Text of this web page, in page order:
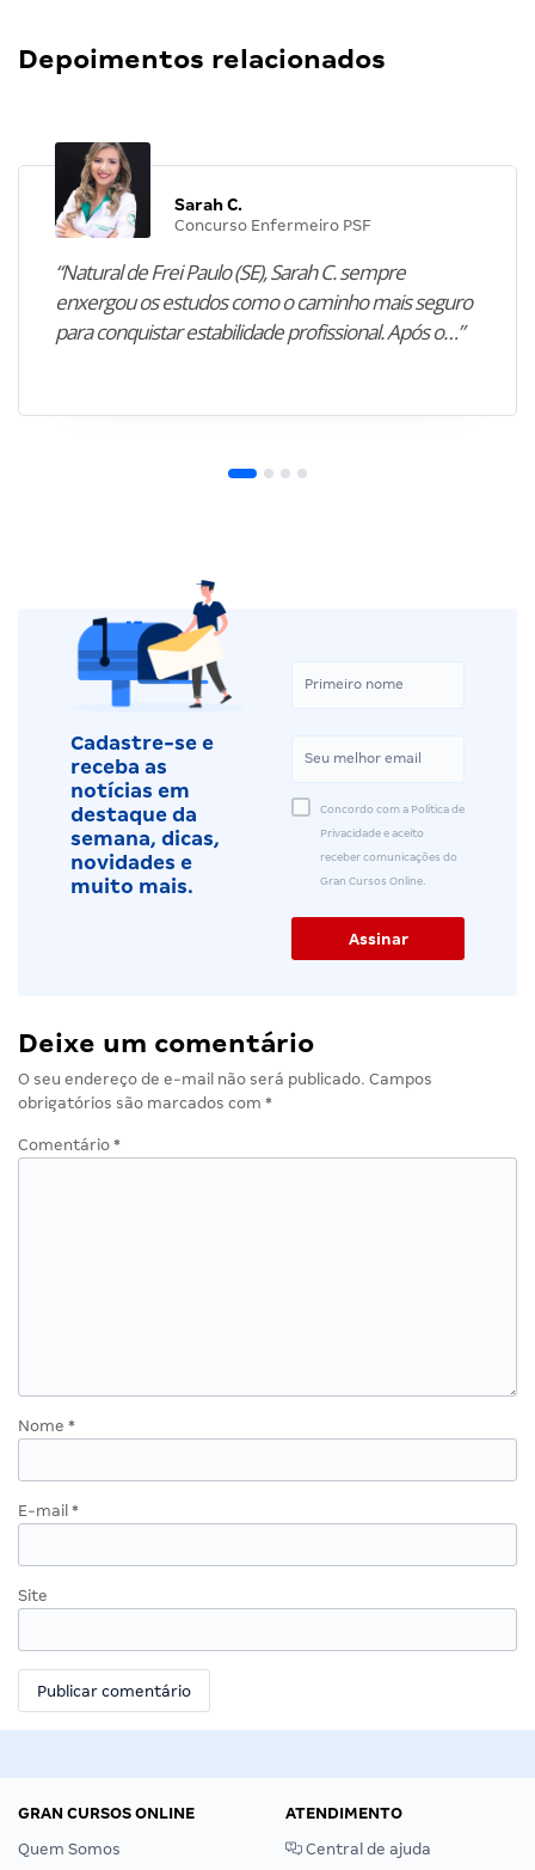
Depoimentos relacionados
Sarah C.
Concurso Enfermeiro PSF
“Natural de Frei Paulo (SE), Sarah C. sempre
enxergou os estudos como o caminho mais seguro
para conquistar estabilidade profissional. Após o…”
Cadastre-se e
receba as
notícias em
destaque da
semana, dicas,
novidades e
muito mais.
Concordo com a Política de
Privacidade e aceito
receber comunicações do
Gran Cursos Online.
Deixe um comentário
O seu endereço de e-mail não será publicado. Campos
obrigatórios são marcados com *
Comentário *
Nome *
E-mail *
Site
GRAN CURSOS ONLINE
Quem Somos
ATENDIMENTO
Central de ajuda